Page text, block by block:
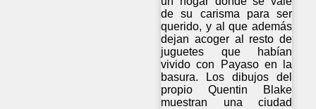
de su carisma para ser
querido, y al que además
dejan acoger al resto de
juguetes que habían
vivido con Payaso en la
basura. Los dibujos del
propio Quentin Blake
muestran una ciudad